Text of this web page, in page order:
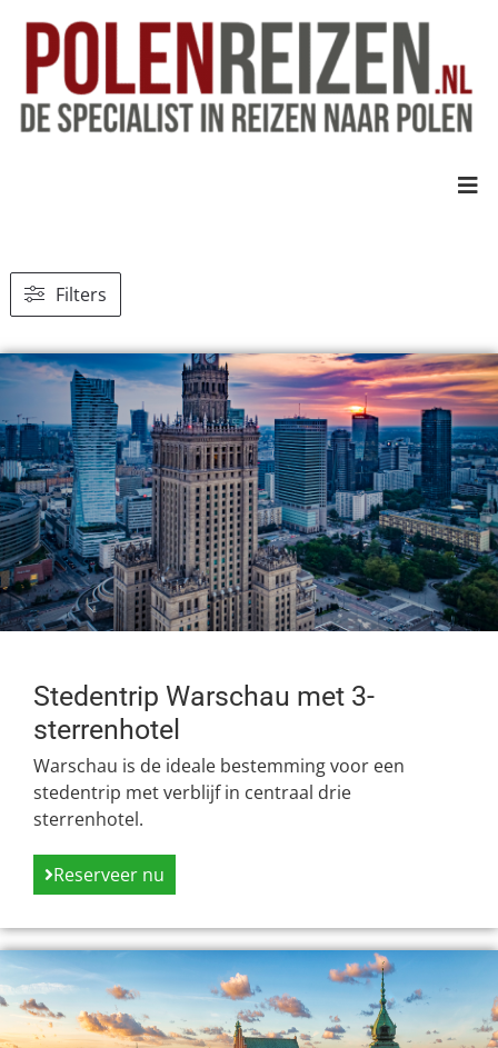
Filters
Stedentrip Warschau met 3-
sterrenhotel
Warschau is de ideale bestemming voor een
stedentrip met verblijf in centraal drie
sterrenhotel.
Reserveer nu